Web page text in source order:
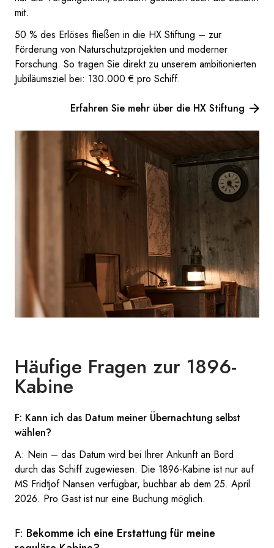
mit.
50 % des Erlöses fließen in die HX Stiftung – zur
Förderung von Naturschutzprojekten und moderner
Forschung. So tragen Sie direkt zu unserem ambitionierten
Jubiläumsziel bei: 130.000 € pro Schiff.
Erfahren Sie mehr über die HX Stiftung
Häufige Fragen zur 1896-
Kabine
F: Kann ich das Datum meiner Übernachtung selbst
wählen?
A: Nein – das Datum wird bei Ihrer Ankunft an Bord
durch das Schiff zugewiesen. Die 1896-Kabine ist nur auf
MS Fridtjof Nansen verfügbar, buchbar ab dem 25. April
2026. Pro Gast ist nur eine Buchung möglich.
F: Bekomme ich eine Erstattung für meine